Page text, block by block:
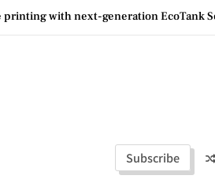
printing with next-generation EcoTank
printing with next-generation EcoTank
Subscribe